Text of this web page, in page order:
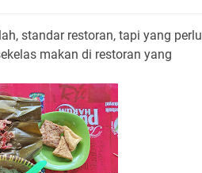
standar restoran, tapi yang perlu
makan di restoran yang